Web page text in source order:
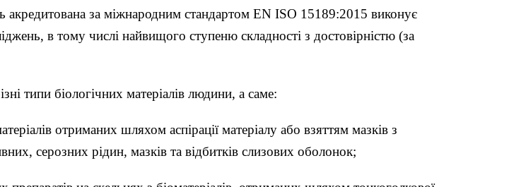
акредитована за міжнародним стандартом EN ISO 15189:2015 виконує
в тому числі найвищого ступеню складності з достовірністю (за
типи біологічних матеріалів людини, а саме:
отриманих шляхом аспірації матеріалу або взяттям мазків з
серозних рідин, мазків та відбитків слизових оболонок;